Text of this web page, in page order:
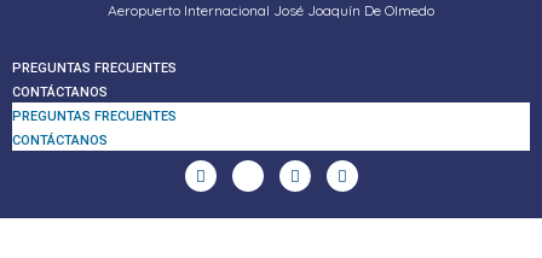
Aeropuerto Internacional José Joaquín De Olmedo
PREGUNTAS FRECUENTES
CONTÁCTANOS
PREGUNTAS FRECUENTES
CONTÁCTANOS